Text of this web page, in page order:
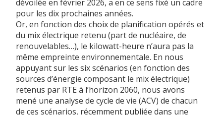
dévoilée en février 2026, a en ce sens fixé un cadre
pour les dix prochaines années.
Or, en fonction des choix de planification opérés et
du mix électrique retenu (part de nucléaire, de
renouvelables…), le kilowatt-heure n’aura pas la
même empreinte environnementale. En nous
appuyant sur les six scénarios (en fonction des
sources d’énergie composant le mix électrique)
retenus par RTE à l’horizon 2060, nous avons
mené une analyse de cycle de vie (ACV) de chacun
de ces scénarios, récemment publiée dans une